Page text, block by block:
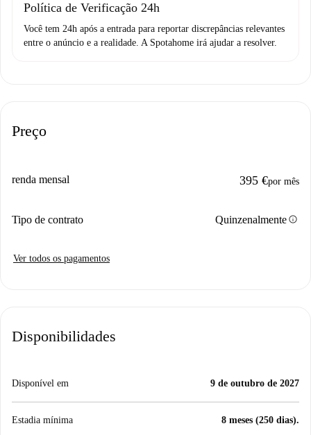
Política de Verificação 24h
Você tem 24h após a entrada para reportar discrepâncias relevantes
entre o anúncio e a realidade. A Spotahome irá ajudar a resolver.
Preço
renda mensal 395 €por mês
Tipo de contrato Quinzenalmenteinfo
Ver todos os pagamentos
Disponibilidades
Disponível em 9 de outubro de 2027
Estadia mínima 8 meses (250 dias).